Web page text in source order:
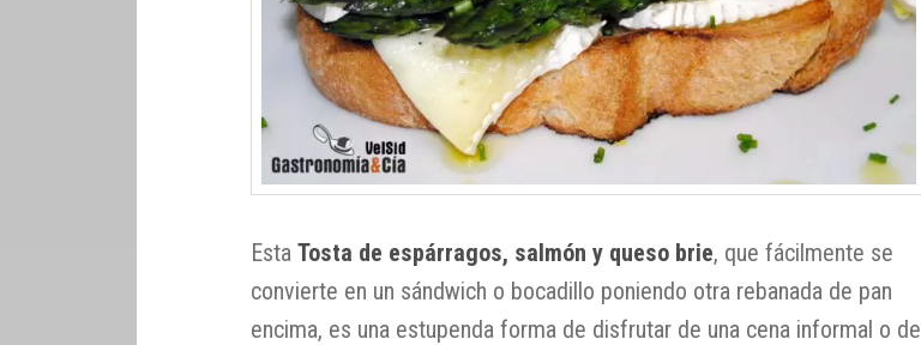
EstaTosta de espárragos, salmón y queso brie, que fácilmente se
convierte en un sándwich o bocadillo poniendo otra rebanada de pan
encima, es una estupenda forma de disfrutar de una cena informal o de